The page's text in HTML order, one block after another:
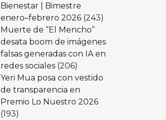
Bienestar | Bimestre
enero–febrero 2026 (243)
Muerte de “El Mencho”
desata boom de imágenes
falsas generadas con IA en
redes sociales (206)
Yeri Mua posa con vestido
de transparencia en
Premio Lo Nuestro 2026
(193)